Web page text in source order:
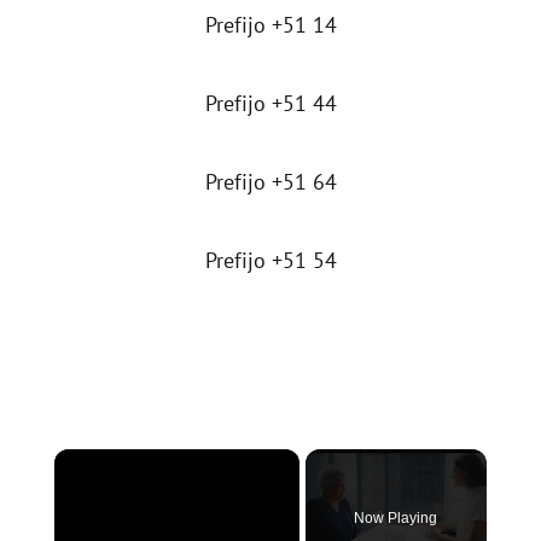
Prefijo +51 14
Prefijo +51 44
Prefijo +51 64
Prefijo +51 54
×
Now Playing